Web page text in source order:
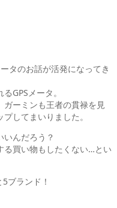
タのお話が活発になってき
GPSメータ。
ーミンも王者の貫禄を見
してまいりました。
いんだろう？
る買い物もしたくない…とい
ブランド！